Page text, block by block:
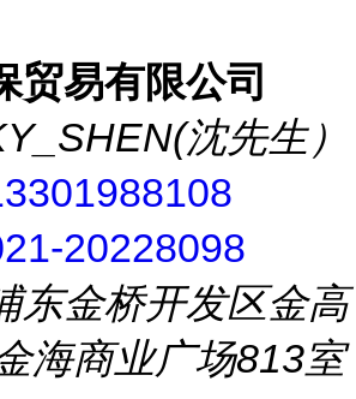
贸易有限公司
沈先生）
20228098
东金桥开发区金高
海商业广场813室